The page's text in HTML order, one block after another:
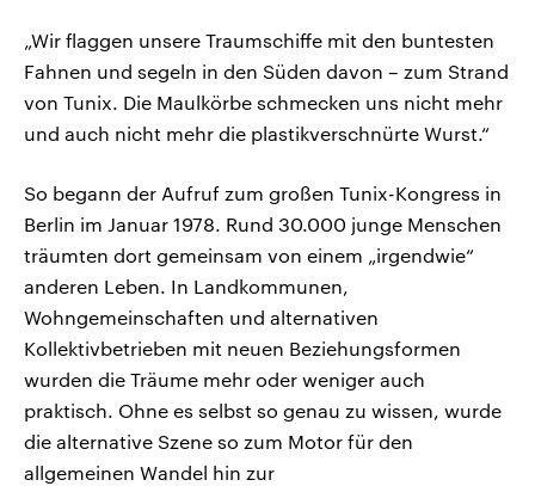
„Wir flaggen unsere Traumschiffe mit den buntesten
Fahnen und segeln in den Süden davon – zum Strand
von Tunix. Die Maulkörbe schmecken uns nicht mehr
und auch nicht mehr die plastikverschnürte Wurst.“
So begann der Aufruf zum großen Tunix-Kongress in
Berlin im Januar 1978. Rund 30.000 junge Menschen
träumten dort gemeinsam von einem „irgendwie“
anderen Leben. In Landkommunen,
Wohngemeinschaften und alternativen
Kollektivbetrieben mit neuen Beziehungsformen
wurden die Träume mehr oder weniger auch
praktisch. Ohne es selbst so genau zu wissen, wurde
die alternative Szene so zum Motor für den
allgemeinen Wandel hin zur